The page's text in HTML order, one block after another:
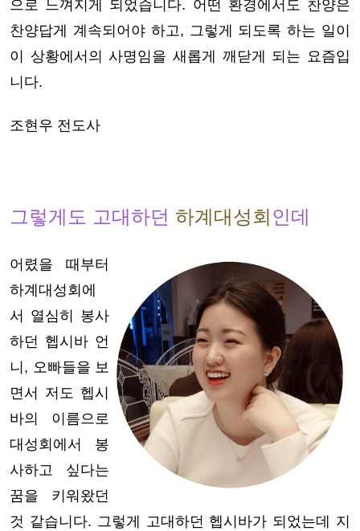
으로 느껴지게 되었습니다. 어떤 환경에서도 찬양은
찬양답게 계속되어야 하고, 그렇게 되도록 하는 일이
이 상황에서의 사명임을 새롭게 깨닫게 되는 요즘입
니다.
조현우 전도사
그렇게도 고대하던 하계대성회 인데
어렸을 때부터
하계대성회에
서 열심히 봉사
하던 헵시바 언
니, 오빠들을 보
면서 저도 헵시
바의 이름으로
대성회에서 봉
사하고 싶다는
꿈을 키워왔던
것 같습니다. 그렇게 고대하던 헵시바가 되었는데 지